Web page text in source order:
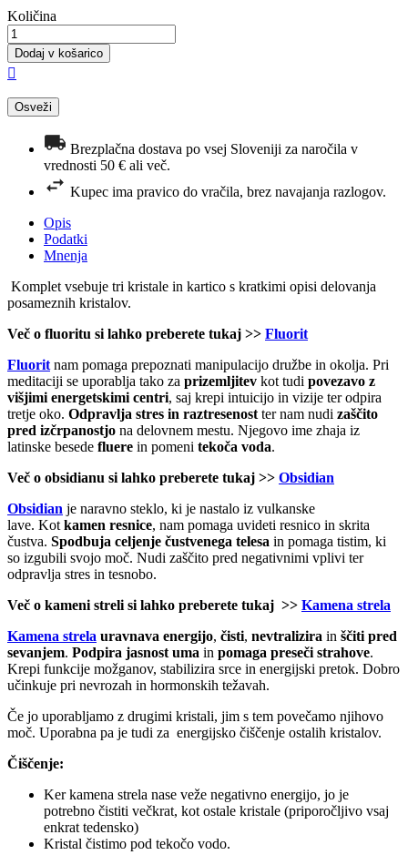
Količina
Dodaj v košarico

Brezplačna dostava po vsej Sloveniji za naročila v
vrednosti 50 € ali več.
Kupec ima pravico do vračila, brez navajanja razlogov.
Opis
Podatki
Mnenja
Komplet vsebuje tri kristale in kartico s kratkimi opisi delovanja
posameznih kristalov.
Več o fluoritu si lahko preberete tukaj >> Fluorit
Fluorit nam pomaga prepoznati manipulacijo družbe in okolja. Pri
meditaciji se uporablja tako za prizemljitev kot tudi povezavo z
višjimi energetskimi centri, saj krepi intuicijo in vizije ter odpira
tretje oko. Odpravlja stres in raztresenost ter nam nudi zaščito
pred izčrpanostjo na delovnem mestu. Njegovo ime zhaja iz
latinske besede fluere in pomeni tekoča voda.
Več o obsidianu si lahko preberete tukaj >> Obsidian
Obsidian je naravno steklo, ki je nastalo iz vulkanske
lave. Kot kamen resnice, nam pomaga uvideti resnico in skrita
čustva. Spodbuja celjenje čustvenega telesa in pomaga tistim, ki
so izgubili svojo moč. Nudi zaščito pred negativnimi vplivi ter
odpravlja stres in tesnobo.
Več o kameni streli si lahko preberete tukaj >> Kamena strela
Kamena strela uravnava energijo, čisti, nevtralizira in ščiti pred
sevanjem. Podpira jasnost uma in pomaga preseči strahove.
Krepi funkcije možganov, stabilizira srce in energijski pretok. Dobro
učinkuje pri nevrozah in hormonskih težavah.
Če jo uporabljamo z drugimi kristali, jim s tem povečamo njihovo
moč. Uporabna pa je tudi za energijsko čiščenje ostalih kristalov.
Čiščenje:
Ker kamena strela nase veže negativno energijo, jo je
potrebno čistiti večkrat, kot ostale kristale (priporočljivo vsaj
enkrat tedensko)
Kristal čistimo pod tekočo vodo.